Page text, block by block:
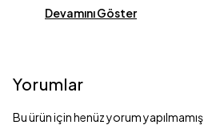
Devamını Göster
Yorumlar
Bu ürün için henüz yorum yapılmamış.